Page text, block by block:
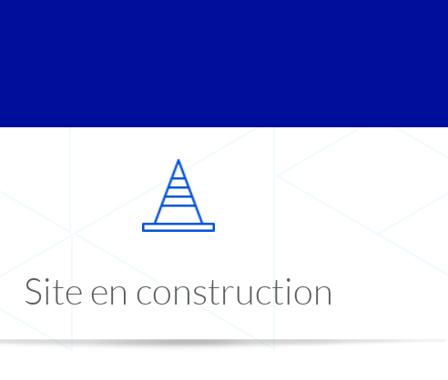
Site en construction